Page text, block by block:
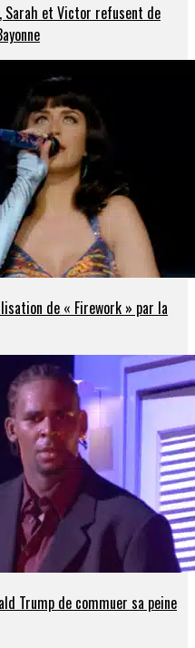
Sarah et Victor refusent de
de « Firework » par la
Trump de commuer sa peine